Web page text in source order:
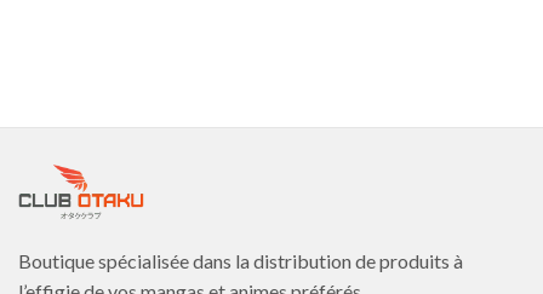
Les
sur
Boutique spécialisée dans la distribution de produits à